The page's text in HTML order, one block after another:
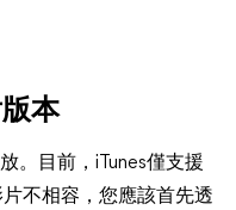
本
。目前，iTunes僅支援
不相容，您應該首先透